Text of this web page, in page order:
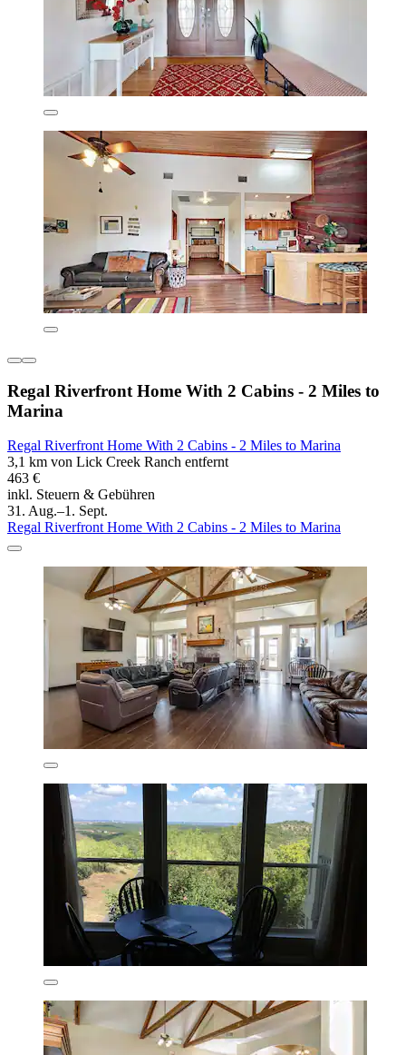
Regal Riverfront Home With 2 Cabins - 2 Miles to
Marina
Regal Riverfront Home With 2 Cabins - 2 Miles to Marina
3,1 km von Lick Creek Ranch entfernt
463 €
inkl. Steuern & Gebühren
31. Aug.–1. Sept.
Regal Riverfront Home With 2 Cabins - 2 Miles to Marina